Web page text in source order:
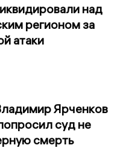
над
регионом за
атаки
Ярченков
суд не
смерть